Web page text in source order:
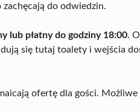
do odwiedzin.
lub płatny do godziny 18:00.
się tutaj toalety i wejścia
ofertę dla gości.